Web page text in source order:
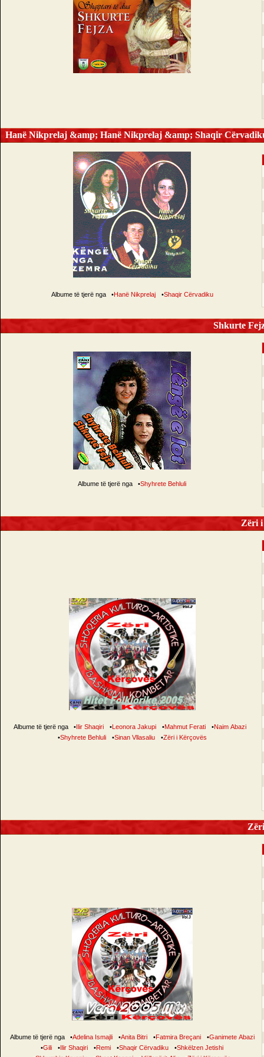
Hanë Nikprelaj &amp; Hanë Nikprelaj &amp; Shaqir
Albume të tjerë nga •Hanë Nikprelaj •Shaqir Cërvadiku
Shkurte
Albume të tjerë nga •Shyhrete Behluli
Zëri
Albume të tjerë nga •Ilir Shaqiri •Leonora Jakupi •Mahmut Ferati •Naim Abazi
•Shyhrete Behluli •Sinan Vllasaliu •Zëri i Kërçovës
Albume të tjerë nga •Adelina Ismajli •Anita Bitri •Fatmira Breçani •Ganimete Abazi
•Gili •Ilir Shaqiri •Remi •Shaqir Cërvadiku •Shkëlzen Jetishi